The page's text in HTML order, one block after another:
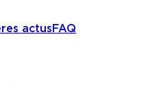
actusFAQ